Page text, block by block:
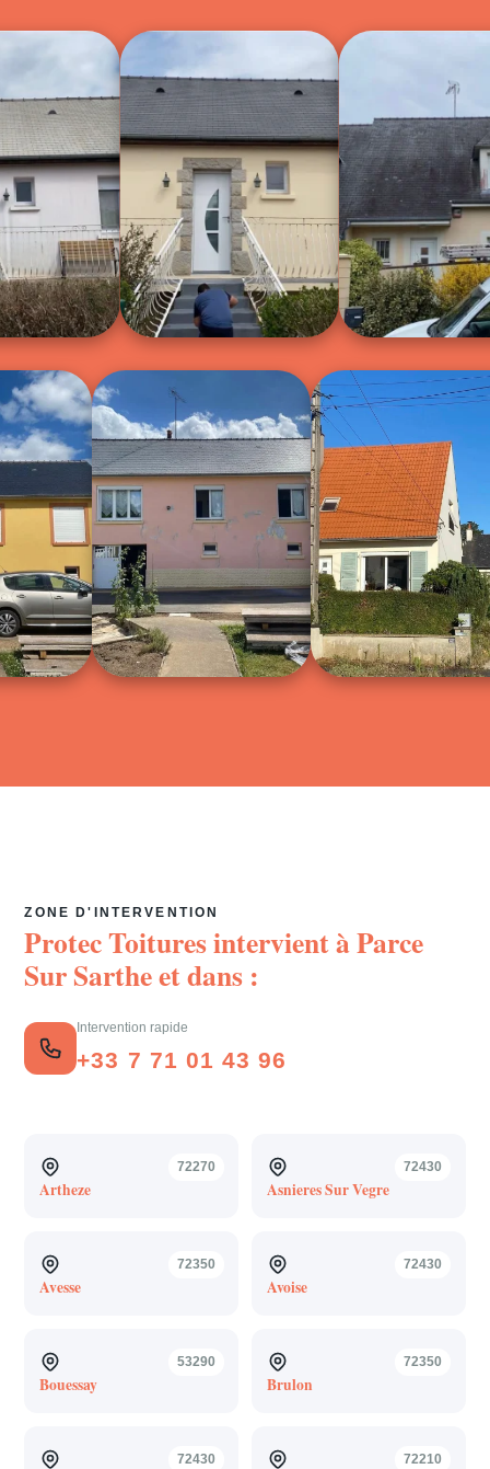
ZONE D'INTERVENTION
Protec Toitures intervient àParce
Sur Sartheet dans :
Intervention rapide
+33 7 71 01 43 96
72270
Artheze
72430
Asnieres Sur Vegre
72350
Avesse
72430
Avoise
53290
Bouessay
72350
Brulon
72430 72210